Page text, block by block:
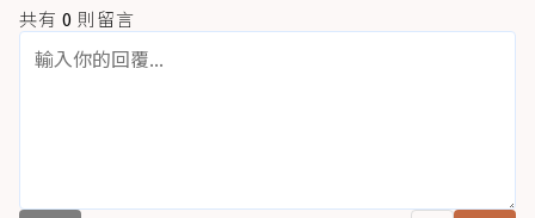
共有 0 則留言